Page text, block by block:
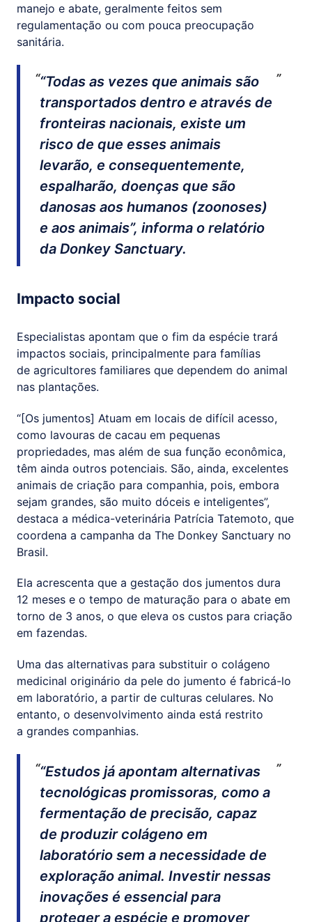
manejo e abate, geralmente feitos sem
regulamentação ou com pouca preocupação
sanitária.
“Todas as vezes que animais são
transportados dentro e através de
fronteiras nacionais, existe um
risco de que esses animais
levarão, e consequentemente,
espalharão, doenças que são
danosas aos humanos (zoonoses)
e aos animais”, informa o relatório
da Donkey Sanctuary.
Impacto social
Especialistas apontam que o fim da espécie trará
impactos sociais, principalmente para famílias
de agricultores familiares que dependem do animal
nas plantações.
“[Os jumentos] Atuam em locais de difícil acesso,
como lavouras de cacau em pequenas
propriedades, mas além de sua função econômica,
têm ainda outros potenciais. São, ainda, excelentes
animais de criação para companhia, pois, embora
sejam grandes, são muito dóceis e inteligentes”,
destaca a médica-veterinária Patrícia Tatemoto, que
coordena a campanha da The Donkey Sanctuary no
Brasil.
Ela acrescenta que a gestação dos jumentos dura
12 meses e o tempo de maturação para o abate em
torno de 3 anos, o que eleva os custos para criação
em fazendas.
Uma das alternativas para substituir o colágeno
medicinal originário da pele do jumento é fabricá-lo
em laboratório, a partir de culturas celulares. No
entanto, o desenvolvimento ainda está restrito
a grandes companhias.
“Estudos já apontam alternativas
tecnológicas promissoras, como a
fermentação de precisão, capaz
de produzir colágeno em
laboratório sem a necessidade de
exploração animal. Investir nessas
inovações é essencial para
proteger a espécie e promover